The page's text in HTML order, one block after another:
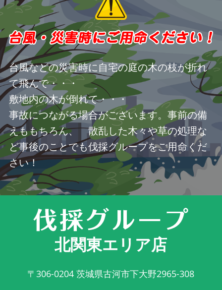
台風などの災害時に自宅の庭の木の枝が折れ
て飛んで・・・
敷地内の木が倒れて・・・
事故につながる場合がございます。事前の備
えももちろん、 散乱した木々や草の処理な
ど事後のことでも伐採グループをご用命くだ
さい！
北関東エリア店
〒306-0204 茨城県古河市下大野2965-308